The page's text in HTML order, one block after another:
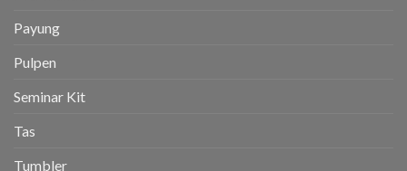
Payung
Pulpen
Seminar Kit
Tas
Tumbler